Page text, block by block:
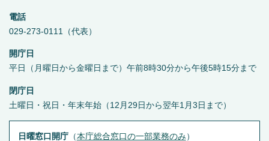
電話
029-273-0111（代表）
開庁日
平日（月曜日から金曜日まで）午前8時30分から午後5時15分まで
閉庁日
土曜日・祝日・年末年始（12月29日から翌年1月3日まで）
日曜窓口開庁（本庁総合窓口の一部業務のみ ）